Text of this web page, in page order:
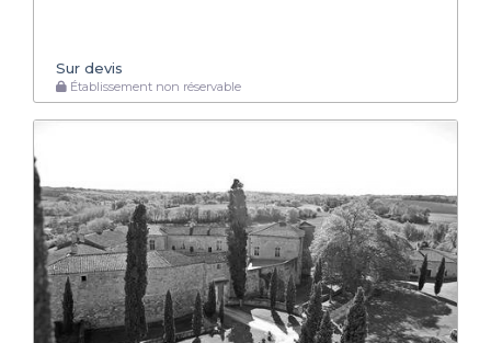
Sur devis
Établissement non réservable